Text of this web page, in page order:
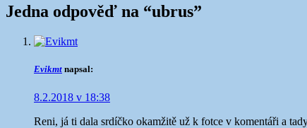
Jedna odpověď na “ubrus”
Evikmt napsal:
8.2.2018 v 18:38
Reni, já ti dala srdíčko okamžitě už k fotce v komentáři a